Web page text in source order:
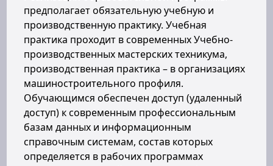
предполагает обязательную учебную и
производственную практику. Учебная
практика проходит в современных Учебно-
производственных мастерских техникума,
производственная практика – в организациях
машиностроительного профиля.
Обучающимся обеспечен доступ (удаленный
доступ) к современным профессиональным
базам данных и информационным
справочным системам, состав которых
определяется в рабочих программах